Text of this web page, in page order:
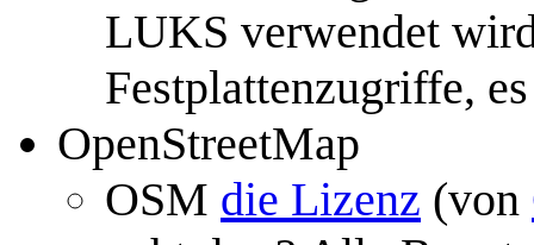
LUKS verwendet
Festplattenzugriffe,
OpenStreetMap
OSM die Lizenz (von